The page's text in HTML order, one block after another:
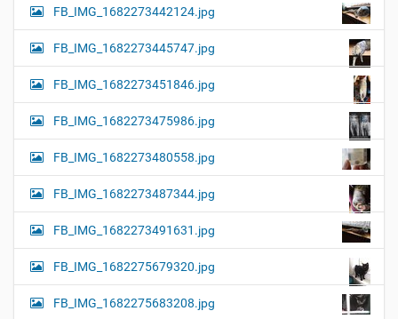
FB_IMG_1682273442124.jpg
FB_IMG_1682273445747.jpg
FB_IMG_1682273451846.jpg
FB_IMG_1682273475986.jpg
FB_IMG_1682273480558.jpg
FB_IMG_1682273487344.jpg
FB_IMG_1682273491631.jpg
FB_IMG_1682275679320.jpg
FB_IMG_1682275683208.jpg